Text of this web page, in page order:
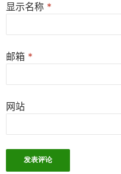
显示名称 *
邮箱 *
网站